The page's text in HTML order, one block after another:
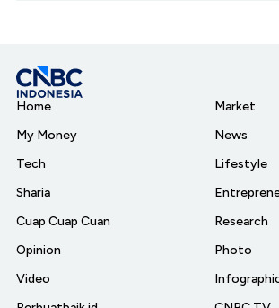
Home
My Money
Tech
Sharia
Cuap Cuap Cuan
Opinion
Video
Market
News
Lifestyle
Research
Photo